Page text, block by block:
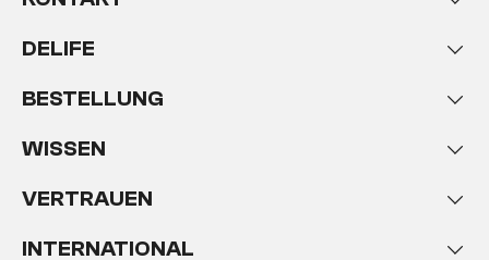
DELIFE
BESTELLUNG
WISSEN
VERTRAUEN
INTERNATIONAL